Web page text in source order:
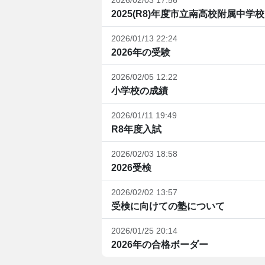
2025(R8)年度市立南高校附属中学
2026/01/13 22:24
2026年の受験
2026/02/05 12:22
小学校の成績
2026/01/11 19:49
R8年度入試
2026/02/03 18:58
2026受検
2026/02/02 13:57
受検に向けての塾について
2026/01/25 20:14
2026年の合格ボーダー